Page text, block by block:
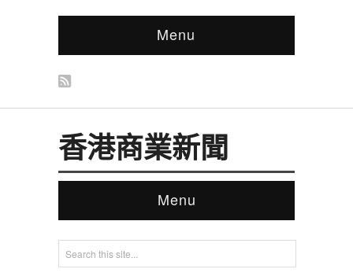
Menu
香港商業新聞
Menu